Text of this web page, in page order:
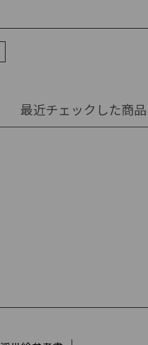
最近チェックした商品